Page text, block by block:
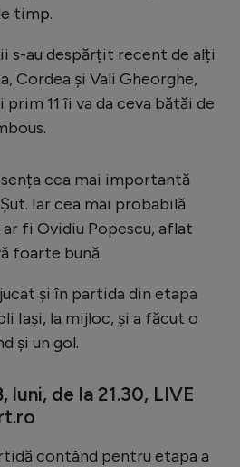
cont
timp.
s-au despărțit recent de alți
Cordea și Vali Gheorghe,
prim 11 îi va da ceva bătăi de
cea mai importantă
Iar cea mai probabilă
fi Ovidiu Popescu, aflat
foarte bună.
și în partida din etapa
Iași, la mijloc, și a făcut o
și un gol.
luni, de la 21.30, LIVE
contând pentru etapa a